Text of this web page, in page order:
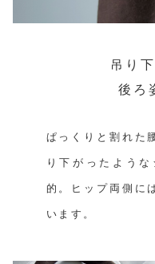
吊り
後ろ
ぱっくりと割れた
り下がったよう
的。ヒップ両側に
います。